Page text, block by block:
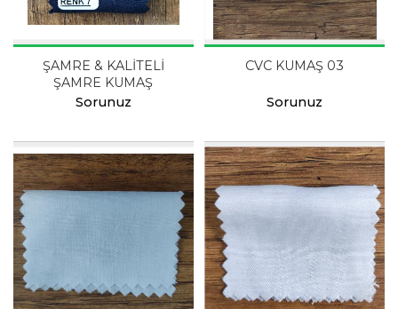
ŞAMRE & KALİTELİ
ŞAMRE KUMAŞ
Sorunuz
CVC KUMAŞ 03
Sorunuz